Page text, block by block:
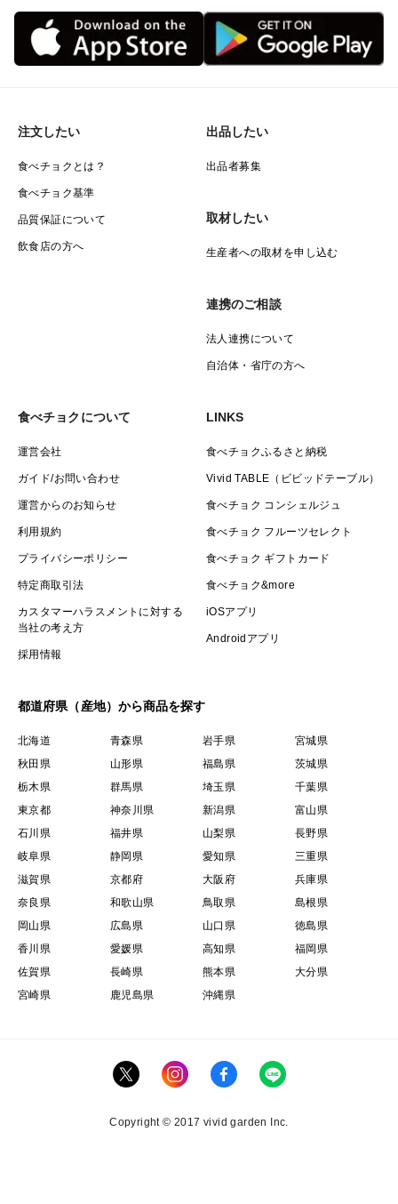
注文したい
食べチョクとは？
食べチョク基準
品質保証について
飲食店の方へ
出品したい
出品者募集
取材したい
生産者への取材を申し込む
連携のご相談
法人連携について
自治体・省庁の方へ
食べチョクについて
運営会社
ガイド/お問い合わせ
運営からのお知らせ
利用規約
プライバシーポリシー
特定商取引法
カスタマーハラスメントに対する
当社の考え方
採用情報
LINKS
食べチョクふるさと納税
Vivid TABLE（ビビッドテーブル）
食べチョク コンシェルジュ
食べチョク フルーツセレクト
食べチョク ギフトカード
食べチョク&more
iOSアプリ
Androidアプリ
都道府県（産地）から商品を探す
北海道 青森県 岩手県
宮城県
秋田県
山形県 福島県
茨城県
栃木県
群馬県 埼玉県
千葉県
東京都
神奈川県 新潟県
富山県
石川県
福井県 山梨県
長野県
岐阜県
静岡県 愛知県
三重県
滋賀県
京都府 大阪府
兵庫県
奈良県
和歌山県 鳥取県
島根県
岡山県
広島県 山口県
徳島県
香川県
愛媛県 高知県
福岡県
佐賀県
長崎県 熊本県
大分県
宮崎県
鹿児島県 沖縄県
Copyright © 2017 vivid garden Inc.